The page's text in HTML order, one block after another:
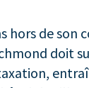
hors de son
doit